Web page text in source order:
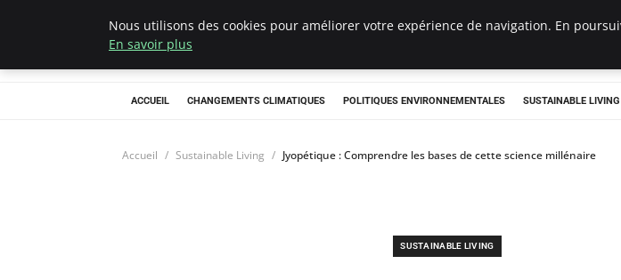
Climategatecountryclub.com
ACCUEIL CHANGEMENTS CLIMATIQUES POLITIQUES ENVIRONNEMENTALES SUSTAINABLE LIVING
Accueil Sustainable Living Jyopétique : Comprendre les bases de cette science millénaire
SUSTAINABLE LIVING
Nous utilisons des cookies pour améliorer votre expérience de navigation. En
En savoir plus